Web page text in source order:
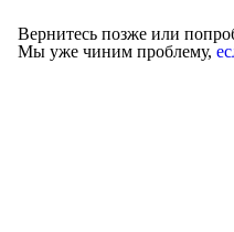
Вернитесь позже или
Мы уже чиним проблему,